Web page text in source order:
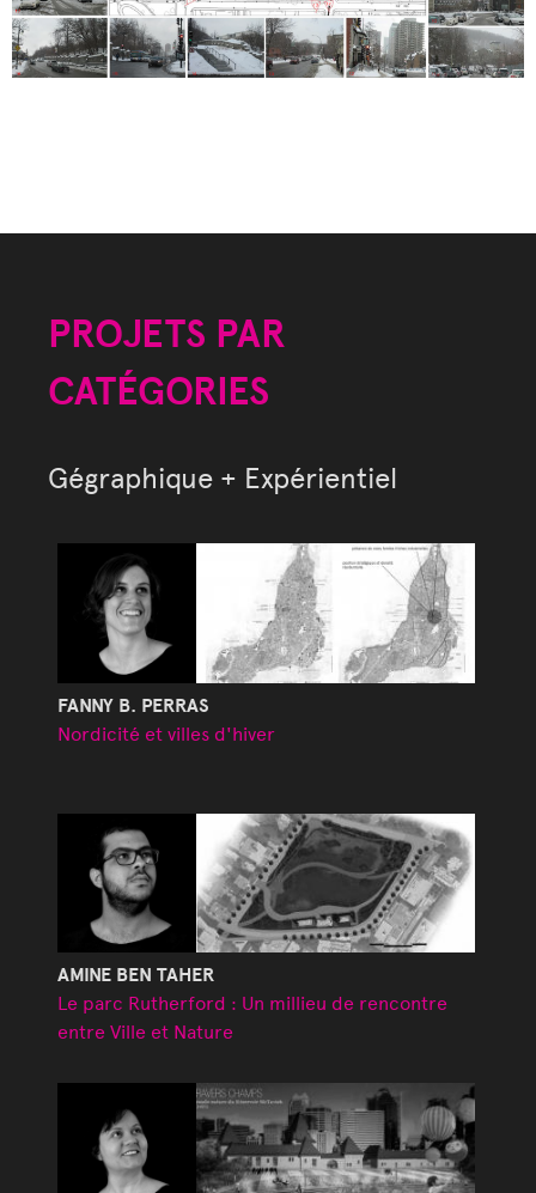
PROJETS PAR
CATÉGORIES
Gégraphique + Expérientiel
FANNY B. PERRAS
Nordicité et villes d'hiver
AMINE BEN TAHER
Le parc Rutherford : Un millieu de rencontre
entre Ville et Nature